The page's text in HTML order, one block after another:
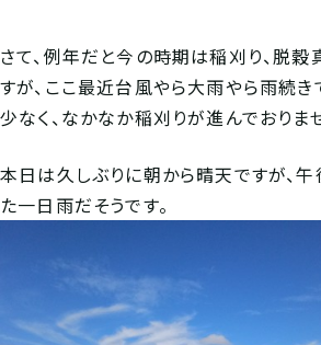
さて、例年だと今の時期は稲刈り、脱
すが、ここ最近台風やら大雨やら雨続き
少なく、なかなか稲刈りが進んでおりま
本日は久しぶりに朝から晴天ですが、午
た一日雨だそうです。